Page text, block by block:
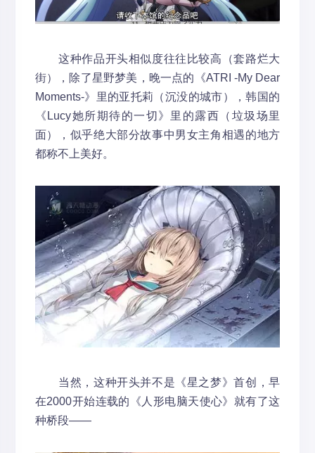
这种作品开头相似度往往比较高（套路烂大
街），除了星野梦美，晚一点的《ATRI -My Dear
Moments-》里的亚托莉（沉没的城市），韩国的
《Lucy她所期待的一切》里的露西（垃圾场里
面），似乎绝大部分故事中男女主角相遇的地方
都称不上美好。
当然，这种开头并不是《星之梦》首创，早
在2000开始连载的《人形电脑天使心》就有了这
种桥段——